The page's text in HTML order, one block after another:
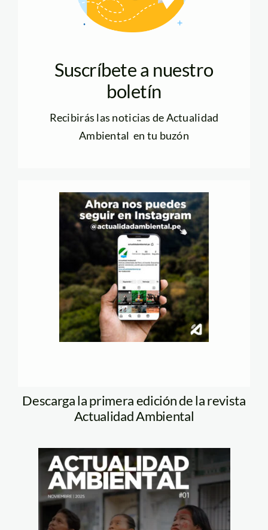
Suscríbete a nuestro
boletín
Recibirás las noticias de Actualidad
Ambiental en tu buzón
Descarga la primera edición de la revista
Actualidad Ambiental